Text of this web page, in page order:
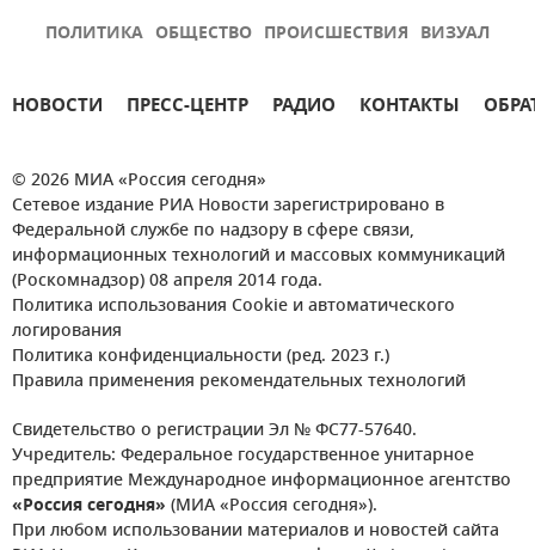
ПОЛИТИКА ОБЩЕСТВО ПРОИСШЕСТВИЯ ВИЗУАЛ
НОВОСТИ ПРЕСС-ЦЕНТР РАДИО КОНТАКТЫ
© 2026 МИА «Россия сегодня»
Сетевое издание РИА Новости зарегистрировано в
Федеральной службе по надзору в сфере связи,
информационных технологий и массовых коммуникаций
(Роскомнадзор) 08 апреля 2014 года.
Политика использования Cookie и автоматического
логирования
Политика конфиденциальности (ред. 2023 г.)
Правила применения рекомендательных технологий
Свидетельство о регистрации Эл № ФС77-57640.
Учредитель: Федеральное государственное унитарное
предприятие Международное информационное агентство
«Россия сегодня» (МИА «Россия сегодня»).
При любом использовании материалов и новостей сайта